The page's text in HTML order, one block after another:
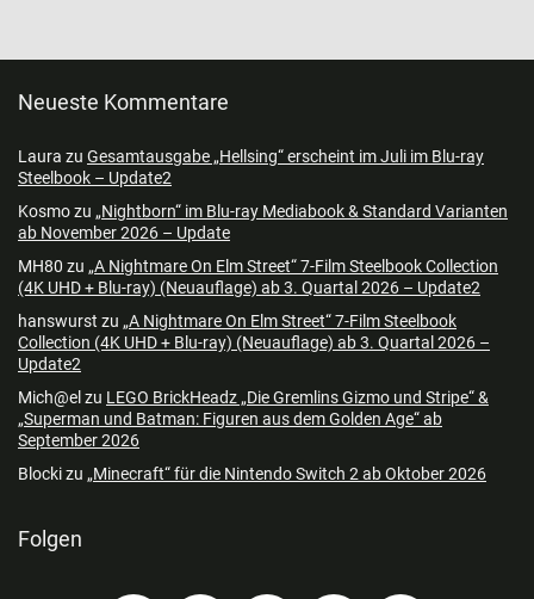
Neueste Kommentare
Laura zu Gesamtausgabe „Hellsing“ erscheint im Juli im Blu-ray
Steelbook – Update2
Kosmozu „Nightborn“ im Blu-ray Mediabook & Standard Varianten
ab November 2026 – Update
MH80 zu „A Nightmare On Elm Street“ 7-Film Steelbook Collection
(4K UHD + Blu-ray) (Neuauflage) ab 3. Quartal 2026 – Update2
hanswurst zu „A Nightmare On Elm Street“ 7-Film Steelbook
Collection (4K UHD + Blu-ray) (Neuauflage) ab 3. Quartal 2026 –
Update2
Mich@el zu LEGO BrickHeadz „Die Gremlins Gizmo und Stripe“ &
„Superman und Batman: Figuren aus dem Golden Age“ ab
September 2026
Blockizu „Minecraft“ für die Nintendo Switch 2 ab Oktober 2026
Folgen